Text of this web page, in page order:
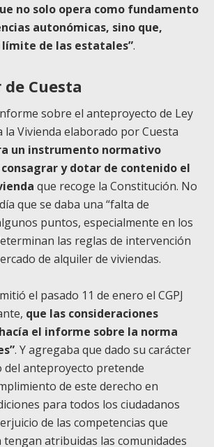
no solo opera como fundamento
autonómicas, sino que,
de las estatales”.
Cuesta
sobre el anteproyecto de Ley
la Vivienda elaborado por Cuesta
un instrumento normativo
y dotar de contenido el
que recoge la Constitución. No
que se daba una “falta de
puntos, especialmente en los
las reglas de intervención
de alquiler de viviendas.
el pasado 11 de enero el CGPJ
que las consideraciones
el informe sobre la norma
. Y agregaba que dado su carácter
del anteproyecto pretende
de este derecho en
para todos los ciudadanos
de las competencias que
atribuidas las comunidades